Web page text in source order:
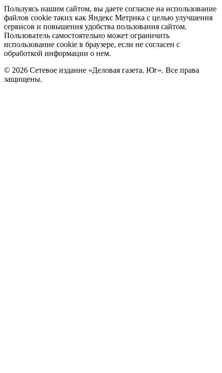
Политика
cookie
Пользуясь нашим сайтом, вы даете согласие на использование
файлов cookie таких как Яндекс Метрика с целью улучшения
сервисов и повышения удобства пользования сайтом.
Пользователь самостоятельно может ограничить
использование cookie в браузере, если не согласен с
обработкой информации о нем.
© 2026 Сетевое издание «Деловая газета. Юг». Все права
защищены.